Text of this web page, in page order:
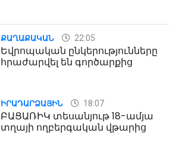
ՔԱՂԱՔԱԿԱՆ 22:05
Եվրոպական ընկերությունները
հրաժարվել են գործարքից
ԻՐԱԴԱՐՁԱՅԻՆ 18:07
ԲԱՑԱՌԻԿ տեսանյութ 18-ամյա
տղայի ողբերգական վթարից